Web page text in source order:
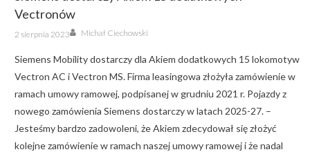
Vectronów
Posted
on
2 sierpnia 2023 Author
Michał Ciechowski
Siemens Mobility dostarczy dla Akiem dodatkowych 15 lokomotyw
Vectron AC i Vectron MS. Firma leasingowa złożyła zamówienie w
ramach umowy ramowej, podpisanej w grudniu 2021 r. Pojazdy z
nowego zamówienia Siemens dostarczy w latach 2025-27. –
Jesteśmy bardzo zadowoleni, że Akiem zdecydował się złożyć
kolejne zamówienie w ramach naszej umowy ramowej i że nadal